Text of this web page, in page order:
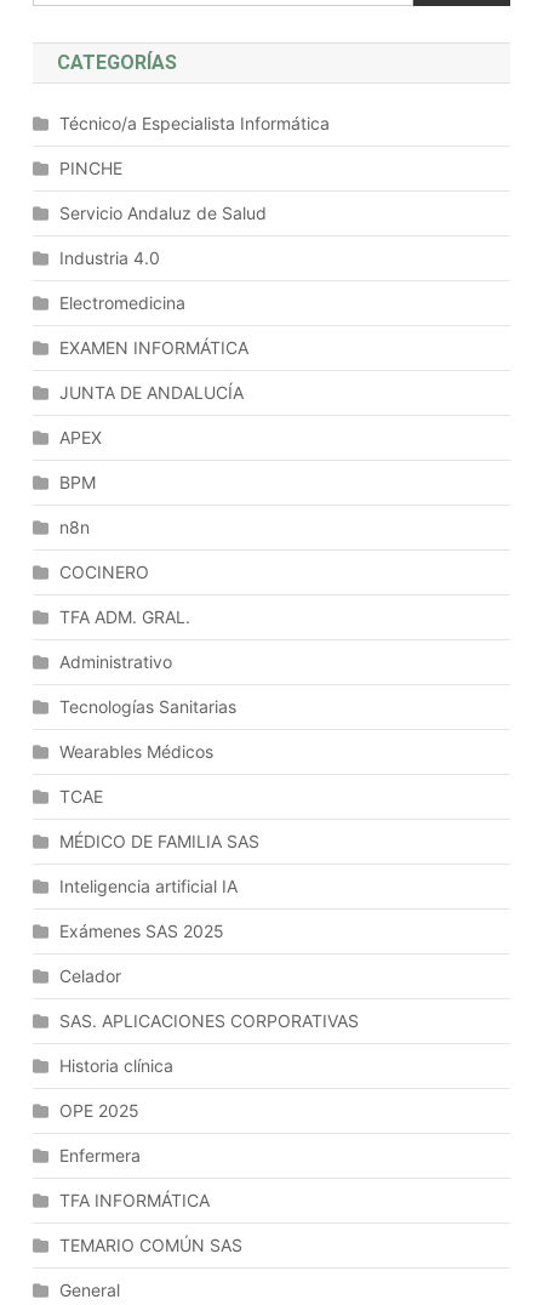
Criterios
De
A
Situaciones
Del
Ámbito
Atención
Primaria.
Atención
Climaterio
CATEGORÍAS
Técnico/a Especialista Informática
PINCHE
Servicio Andaluz de Salud
Industria 4.0
Electromedicina
EXAMEN INFORMÁTICA
JUNTA DE ANDALUCÍA
APEX
BPM
n8n
COCINERO
TFA ADM. GRAL.
Administrativo
Tecnologías Sanitarias
Wearables Médicos
TCAE
MÉDICO DE FAMILIA SAS
Inteligencia artificial IA
Exámenes SAS 2025
Celador
SAS. APLICACIONES CORPORATIVAS
Historia clínica
OPE 2025
Enfermera
TFA INFORMÁTICA
TEMARIO COMÚN SAS
General